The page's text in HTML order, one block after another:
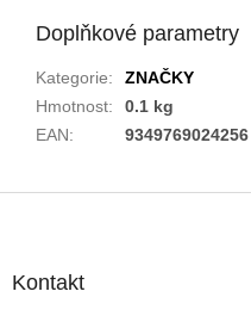
Doplňkové parametry
Kategorie:
ZNAČKY
Hmotnost:
0.1 kg
EAN: 9349769024256
Kontakt